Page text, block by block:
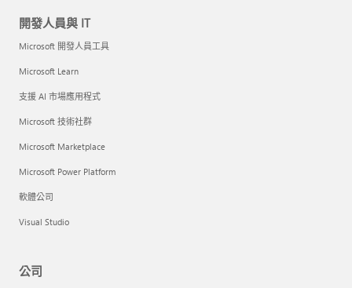
開發人員與 IT
Microsoft 開發人員工具
Microsoft Learn
支援 AI 市場應用程式
Microsoft 技術社群
Microsoft Marketplace
Microsoft Power Platform
軟體公司
Visual Studio
公司